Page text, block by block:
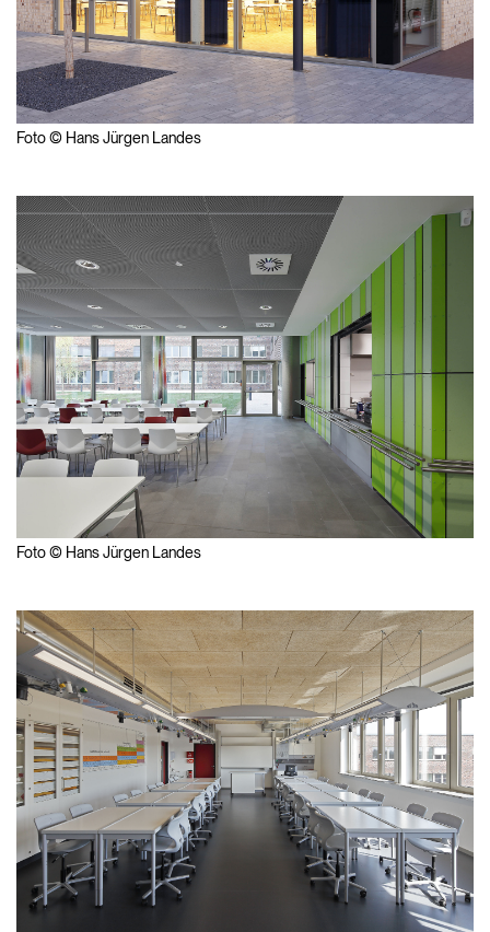
Foto © Hans Jürgen Landes
Foto © Hans Jürgen Landes